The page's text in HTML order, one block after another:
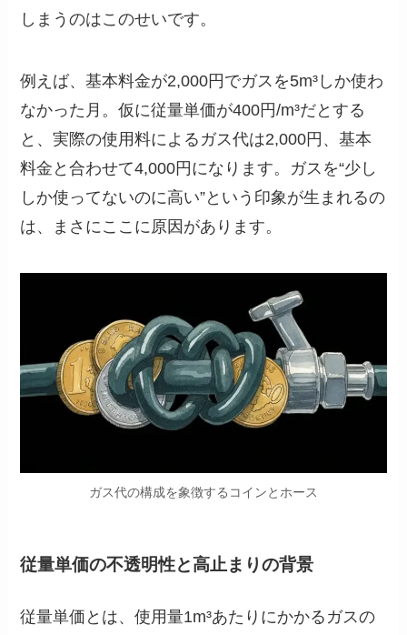
しまうのはこのせいです。
例えば、基本料金が2,000円でガスを5m³しか使わ
なかった月。仮に従量単価が400円/m³だとする
と、実際の使用料によるガス代は2,000円、基本
料金と合わせて4,000円になります。ガスを“少し
しか使ってないのに高い”という印象が生まれるの
は、まさにここに原因があります。
ガス代の構成を象徴するコインとホース
従量単価の不透明性と高止まりの背景
従量単価とは、使用量1m³あたりにかかるガスの